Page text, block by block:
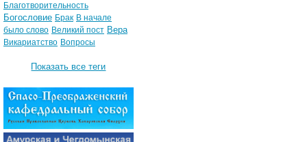
Благотворительность
Богословие Брак В начале
было слово Великий пост Вера
Викариатство Вопросы
Показать все теги